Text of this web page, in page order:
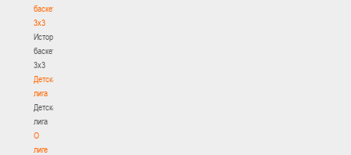
баскетбола
3х3
История
баскетбола
3х3
Детская
лига
Детская
лига
О
лиге